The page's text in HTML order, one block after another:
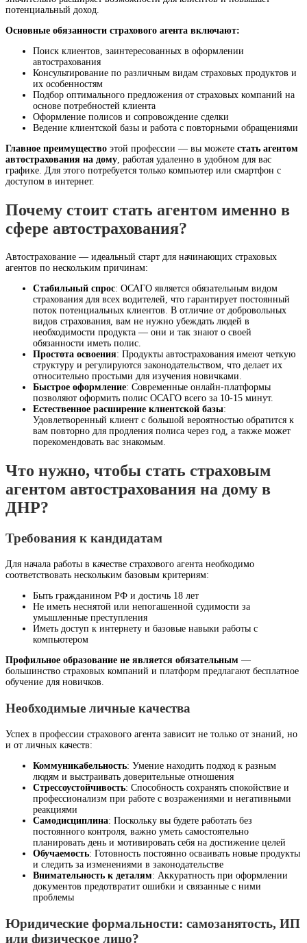
потенциальный доход.
Основные обязанности страхового агента включают:
Поиск клиентов, заинтересованных в оформлении
автострахования
Консультирование по различным видам страховых продуктов и
их особенностям
Подбор оптимального предложения от страховых компаний на
основе потребностей клиента
Оформление полисов и сопровождение сделки
Ведение клиентской базы и работа с повторными обращениями
Главное преимущество этой профессии — вы можете стать агентом
автострахования на дому, работая удаленно в удобном для вас
графике. Для этого потребуется только компьютер или смартфон с
доступом в интернет.
Почему стоит стать агентом именно в
сфере автострахования?
Автострахование — идеальный старт для начинающих страховых
агентов по нескольким причинам:
Стабильный спрос: ОСАГО является обязательным видом
страхования для всех водителей, что гарантирует постоянный
поток потенциальных клиентов. В отличие от добровольных
видов страхования, вам не нужно убеждать людей в
необходимости продукта — они и так знают о своей
обязанности иметь полис.
Простота освоения: Продукты автострахования имеют четкую
структуру и регулируются законодательством, что делает их
относительно простыми для изучения новичками.
Быстрое оформление: Современные онлайн-платформы
позволяют оформить полис ОСАГО всего за 10-15 минут.
Естественное расширение клиентской базы:
Удовлетворенный клиент с большой вероятностью обратится к
вам повторно для продления полиса через год, а также может
порекомендовать вас знакомым.
Что нужно, чтобы стать страховым
агентом автострахования на дому в
ДНР?
Требования к кандидатам
Для начала работы в качестве страхового агента необходимо
соответствовать нескольким базовым критериям:
Быть гражданином РФ и достичь 18 лет
Не иметь неснятой или непогашенной судимости за
умышленные преступления
Иметь доступ к интернету и базовые навыки работы с
компьютером
Профильное образование не является обязательным —
большинство страховых компаний и платформ предлагают бесплатное
обучение для новичков.
Необходимые личные качества
Успех в профессии страхового агента зависит не только от знаний, но
и от личных качеств:
Коммуникабельность: Умение находить подход к разным
людям и выстраивать доверительные отношения
Стрессоустойчивость: Способность сохранять спокойствие и
профессионализм при работе с возражениями и негативными
реакциями
Самодисциплина: Поскольку вы будете работать без
постоянного контроля, важно уметь самостоятельно
планировать день и мотивировать себя на достижение целей
Обучаемость: Готовность постоянно осваивать новые продукты
и следить за изменениями в законодательстве
Внимательность к деталям: Аккуратность при оформлении
документов предотвратит ошибки и связанные с ними
проблемы
Юридические формальности: самозанятость, ИП
или физическое лицо?